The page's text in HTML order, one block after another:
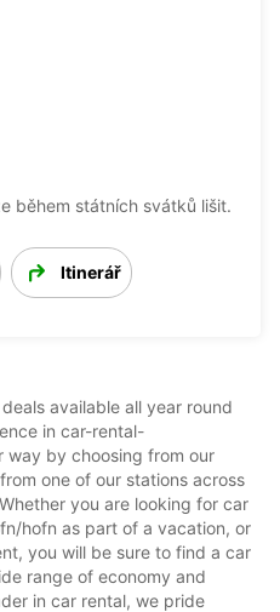
během státních svátků lišit.
Itinerář
available all year round
in car-rental-
way by choosing from our
one of our stations across
you are looking for car
hofn as part of a vacation, or
you will be sure to find a car
range of economy and
in car rental, we pride